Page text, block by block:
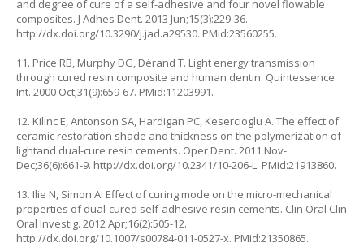
and degree of cure of a self-adhesive and four novel flowable
composites. J Adhes Dent. 2013 Jun;15(3):229-36.
http://dx.doi.org/10.3290/j.jad.a29530. PMid:23560255.
11. Price RB, Murphy DG, Dérand T. Light energy transmission
through cured resin composite and human dentin. Quintessence
Int. 2000 Oct;31(9):659-67. PMid:11203991.
12. Kilinc E, Antonson SA, Hardigan PC, Kesercioglu A. The effect of
ceramic restoration shade and thickness on the polymerization of
lightand dual-cure resin cements. Oper Dent. 2011 Nov-
Dec;36(6):661-9. http://dx.doi.org/10.2341/10-206-L. PMid:21913860.
13. Ilie N, Simon A. Effect of curing mode on the micro-mechanical
properties of dual-cured self-adhesive resin cements. Clin Oral Clin
Oral Investig. 2012 Apr;16(2):505-12.
http://dx.doi.org/10.1007/s00784-011-0527-x. PMid:21350865.